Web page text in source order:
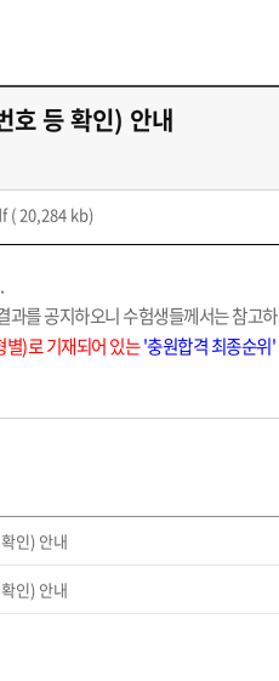
호 등 확인) 안내
( 20,284 kb)
를 공지하오니 수험생들께서는 참고
별)로 기재되어 있는'충원합격 최종순위'
인) 안내
인) 안내